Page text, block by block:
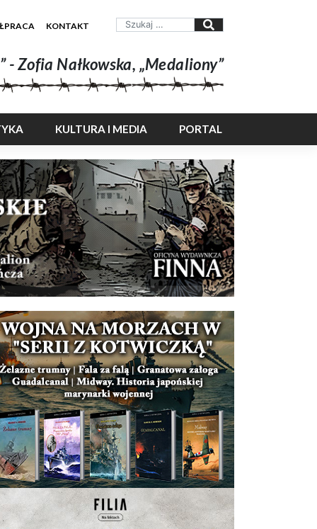
KONTAKT
Zofia Nałkowska, „Medaliony”
KULTURA I MEDIA PORTAL